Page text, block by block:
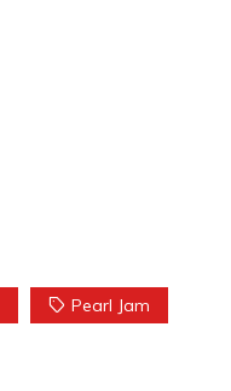
Pearl Jam